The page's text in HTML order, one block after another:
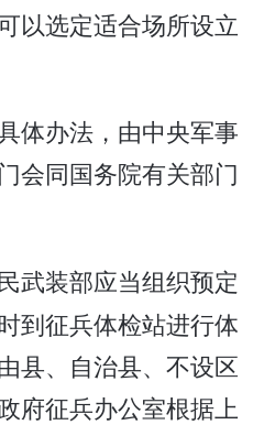
以选定适合场所设立
体办法，由中央军事
会同国务院有关部门
武装部应当组织预定
到征兵体检站进行体
县、自治县、不设区
府征兵办公室根据上